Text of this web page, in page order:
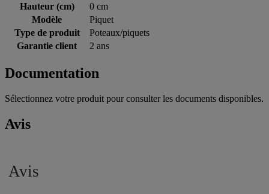
Hauteur (cm)
0 cm
Modèle
Piquet
Type de produit
Poteaux/piquets
Garantie client
2 ans
Documentation
Sélectionnez votre produit pour consulter les documents disponibles.
Avis